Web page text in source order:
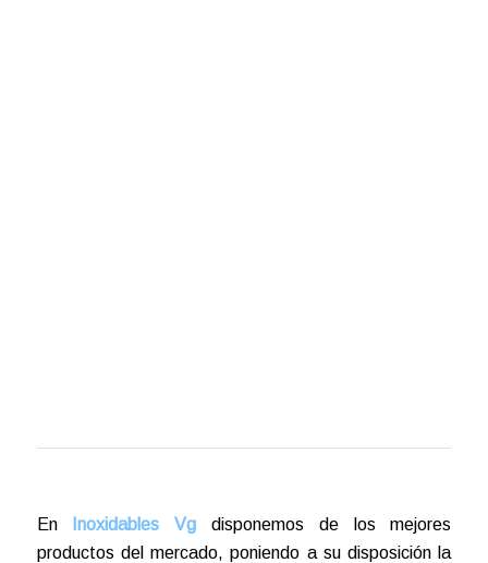
En Inoxidables Vgdisponemos de los mejores
productos del mercado, poniendo a su disposición la